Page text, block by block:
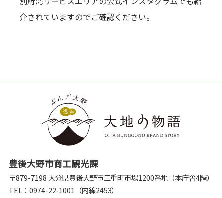
介されていますのでご確認ください。
豊後大野市商工観光課
〒879-7198 大分県豊後大野市三重町市場1200番地（本庁舎4階）
TEL：0974-22-1001（内線2453）